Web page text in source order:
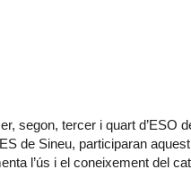
segon, tercer i quart d’ESO
de Sineu, participaran
l’ús i el coneixement del